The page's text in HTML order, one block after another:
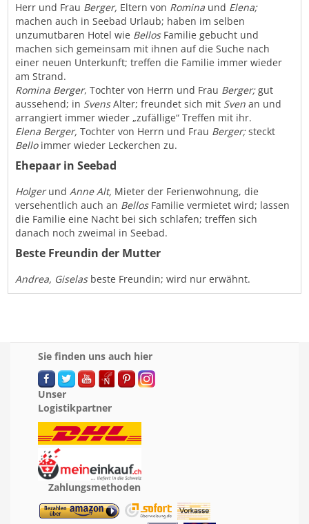
Herr und Frau Berger, Eltern von Romina und Elena;
machen auch in Seebad Urlaub; haben im selben
unzumutbaren Hotel wie BellosFamilie gebucht und
machen sich gemeinsam mit ihnen auf die Suche nach
einer neuen Unterkunft; treffen die Familie immer wieder
am Strand.
Romina Berger, Tochter von Herrn und Frau Berger;gut
aussehend; in SvensAlter; freundet sich mit Sven an und
arrangiert immer wieder „zufällige“ Treffen mit ihr.
Elena Berger, Tochter von Herrn und Frau Berger;steckt
Belloimmer wieder Leckerchen zu.
Ehepaar in Seebad
HolgerundAnne Alt, Mieter der Ferienwohnung, die
versehentlich auch an BellosFamilie vermietet wird; lassen
die Familie eine Nacht bei sich schlafen; treffen sich
danach noch zweimal in Seebad.
Beste Freundin der Mutter
Andrea, Giselasbeste Freundin; wird nur erwähnt.
Sie finden uns auch hier
Unser
Logistikpartner
Zahlungsmethoden